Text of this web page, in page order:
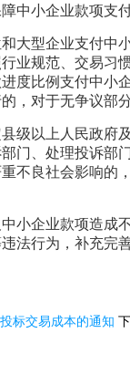
中小企业款项支
大型企业支付中
业规范、交易习
度比例支付中小
，对于无争议部
级以上人民政府
门、处理投诉部
不良社会影响的
小企业款项造成
法行为，补充完
标交易成本的通知